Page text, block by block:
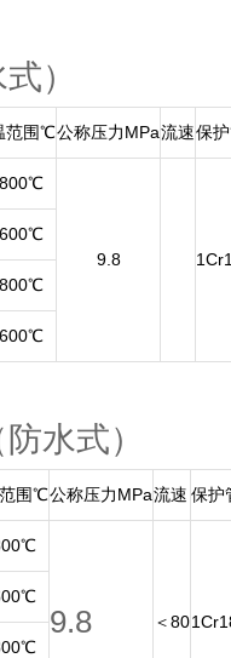
）
范围℃公称压力MPa流速保
9.8
水式）
围℃公称压力MPa流速 保护
9.8 ＜80